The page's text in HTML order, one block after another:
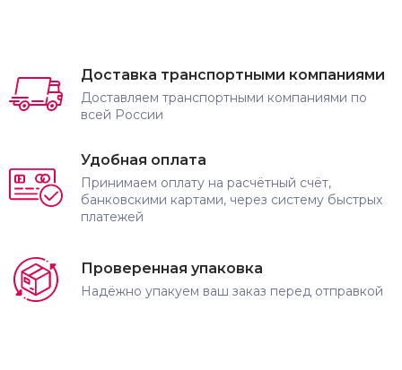
Доставка транспортными компаниями
Доставляем транспортными компаниями по
всей России
Удобная оплата
Принимаем оплату на расчётный счёт,
банковскими картами, через систему быстрых
платежей
Проверенная упаковка
Надёжно упакуем ваш заказ перед отправкой